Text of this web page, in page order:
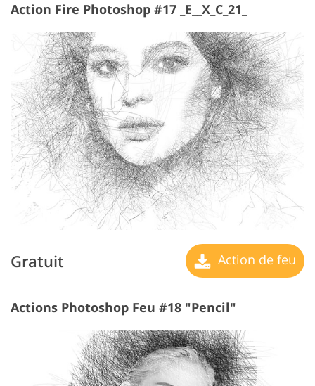
Action Fire Photoshop #17 _E__X_C_21_
Gratuit Action de feu
Actions Photoshop Feu #18 "Pencil"